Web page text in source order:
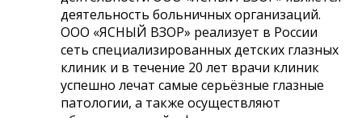
деятельность больничных организаций.
ООО «ЯСНЫЙ ВЗОР» реализует в России
сеть специализированных детских глазных
клиник и в течение 20 лет врачи клиник
успешно лечат самые серьёзные глазные
патологии, а также осуществляют